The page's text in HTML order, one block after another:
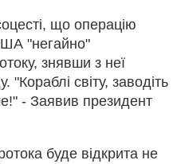
що операцію
"негайно"
знявши з неї
"Кораблі світу, заводіть
- Заявив президент
буде відкрита не